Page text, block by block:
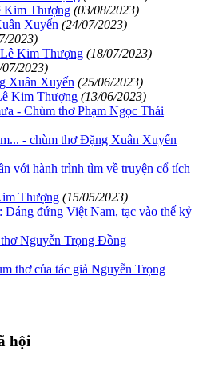
Kim Thượng (03/08/2023)
Xuyến (24/07/2023)
2023)
Kim Thượng (18/07/2023)
2023)
Xuân Xuyến (25/06/2023)
Kim Thượng (13/06/2023)
- Chùm thơ Phạm Ngọc Thái
- chùm thơ Đặng Xuân Xuyến
với hành trình tìm về truyện cổ tích
Thượng (15/05/2023)
đứng Việt Nam, tạc vào thế kỷ
Nguyễn Trọng Đồng
thơ của tác giả Nguyễn Trọng
hội